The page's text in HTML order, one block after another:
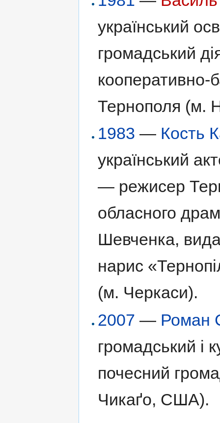
український
громадський
кооперативно-
Тернополя (м.
1983 — Кость
український
— режисер
обласного
Шевченка,
нарис
(м. Черкаси).
2007 — Роман
громадський і
почесний
Чикаґо, США).